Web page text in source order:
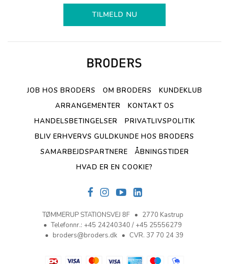
TILMELD NU
JOB HOS BRODERS OM BRODERS
KUNDEKLUB
ARRANGEMENTER
KONTAKT OS
HANDELSBETINGELSER
PRIVATLIVSPOLITIK
BLIV ERHVERVS GULDKUNDE HOS BRODERS
SAMARBEJDSPARTNERE
ÅBNINGSTIDER
HVAD ER EN COOKIE?
TØMMERUP STATIONSVEJ 8F
2770 Kastrup
Telefonnr.: +45 24240340 / +45 25556279
broders@broders.dk
CVR. 37 70 24 39